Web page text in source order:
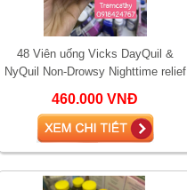
48 Viên uống Vicks DayQuil &
NyQuil Non-Drowsy Nighttime relief
460.000 VNĐ